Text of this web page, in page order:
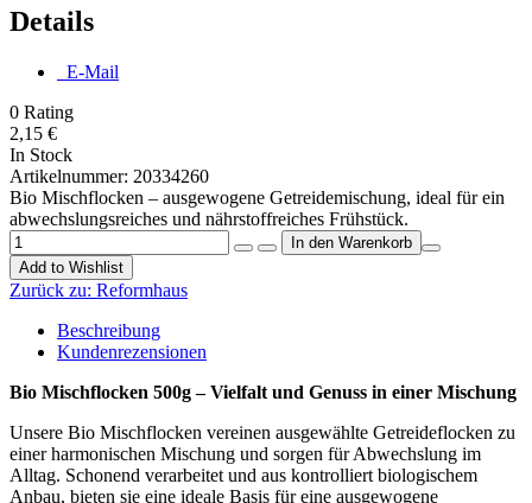
Details
E-Mail
0 Rating
2,15 €
In Stock
Artikelnummer: 20334260
Bio Mischflocken – ausgewogene Getreidemischung, ideal für ein
abwechslungsreiches und nährstoffreiches Frühstück.
Add to Wishlist
Zurück zu: Reformhaus
Beschreibung
Kundenrezensionen
Bio Mischflocken 500g – Vielfalt und Genuss in einer Mischung
Unsere Bio Mischflocken vereinen ausgewählte Getreideflocken zu
einer harmonischen Mischung und sorgen für Abwechslung im
Alltag. Schonend verarbeitet und aus kontrolliert biologischem
Anbau, bieten sie eine ideale Basis für eine ausgewogene